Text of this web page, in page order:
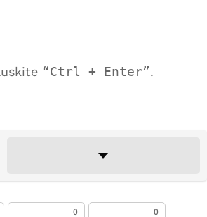
Ctrl + Enter .
0 0